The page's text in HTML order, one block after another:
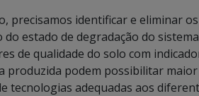
precisamos identificar e eliminar
do estado de degradação do
de qualidade do solo com
produzida podem possibilitar
tecnologias adequadas aos